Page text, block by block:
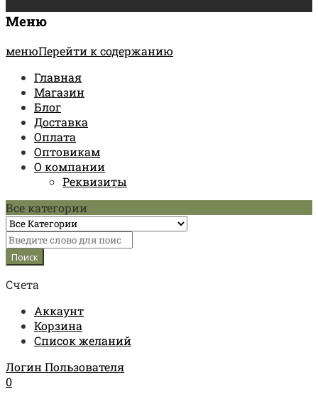
Меню
менюПерейти к содержанию
Главная
Магазин
Блог
Доставка
Оплата
Оптовикам
О компании
Реквизиты
Все категории
Счета
Аккаунт
Корзина
Список желаний
Логин Пользователя
0